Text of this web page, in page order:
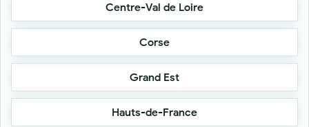
Centre-Val de Loire
Corse
Grand Est
Hauts-de-France